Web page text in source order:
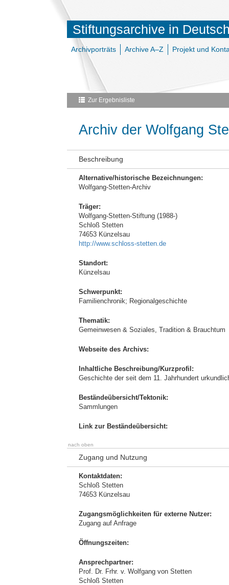
Stiftungsarchive in
Archivporträts Archive A–Z Projekt und
Zur Ergebnisliste
Archiv der Wolfgang
Beschreibung
Alternative/historische Bezeichnungen:
Wolfgang-Stetten-Archiv
Träger:
Wolfgang-Stetten-Stiftung (1988-)
Schloß Stetten
74653 Künzelsau
http://www.schloss-stetten.de
Standort:
Künzelsau
Schwerpunkt:
Familienchronik; Regionalgeschichte
Thematik:
Gemeinwesen & Soziales, Tradition & Brauchtum
Webseite des Archivs:
Inhaltliche Beschreibung/Kurzprofil:
Geschichte der seit dem 11. Jahrhundert
Beständeübersicht/Tektonik:
Sammlungen
Link zur Beständeübersicht:
nach oben
Zugang und Nutzung
Kontaktdaten:
Schloß Stetten
74653 Künzelsau
Zugangsmöglichkeiten für externe Nutzer:
Zugang auf Anfrage
Öffnungszeiten:
Ansprechpartner:
Prof. Dr. Frhr. v. Wolfgang von Stetten
Schloß Stetten